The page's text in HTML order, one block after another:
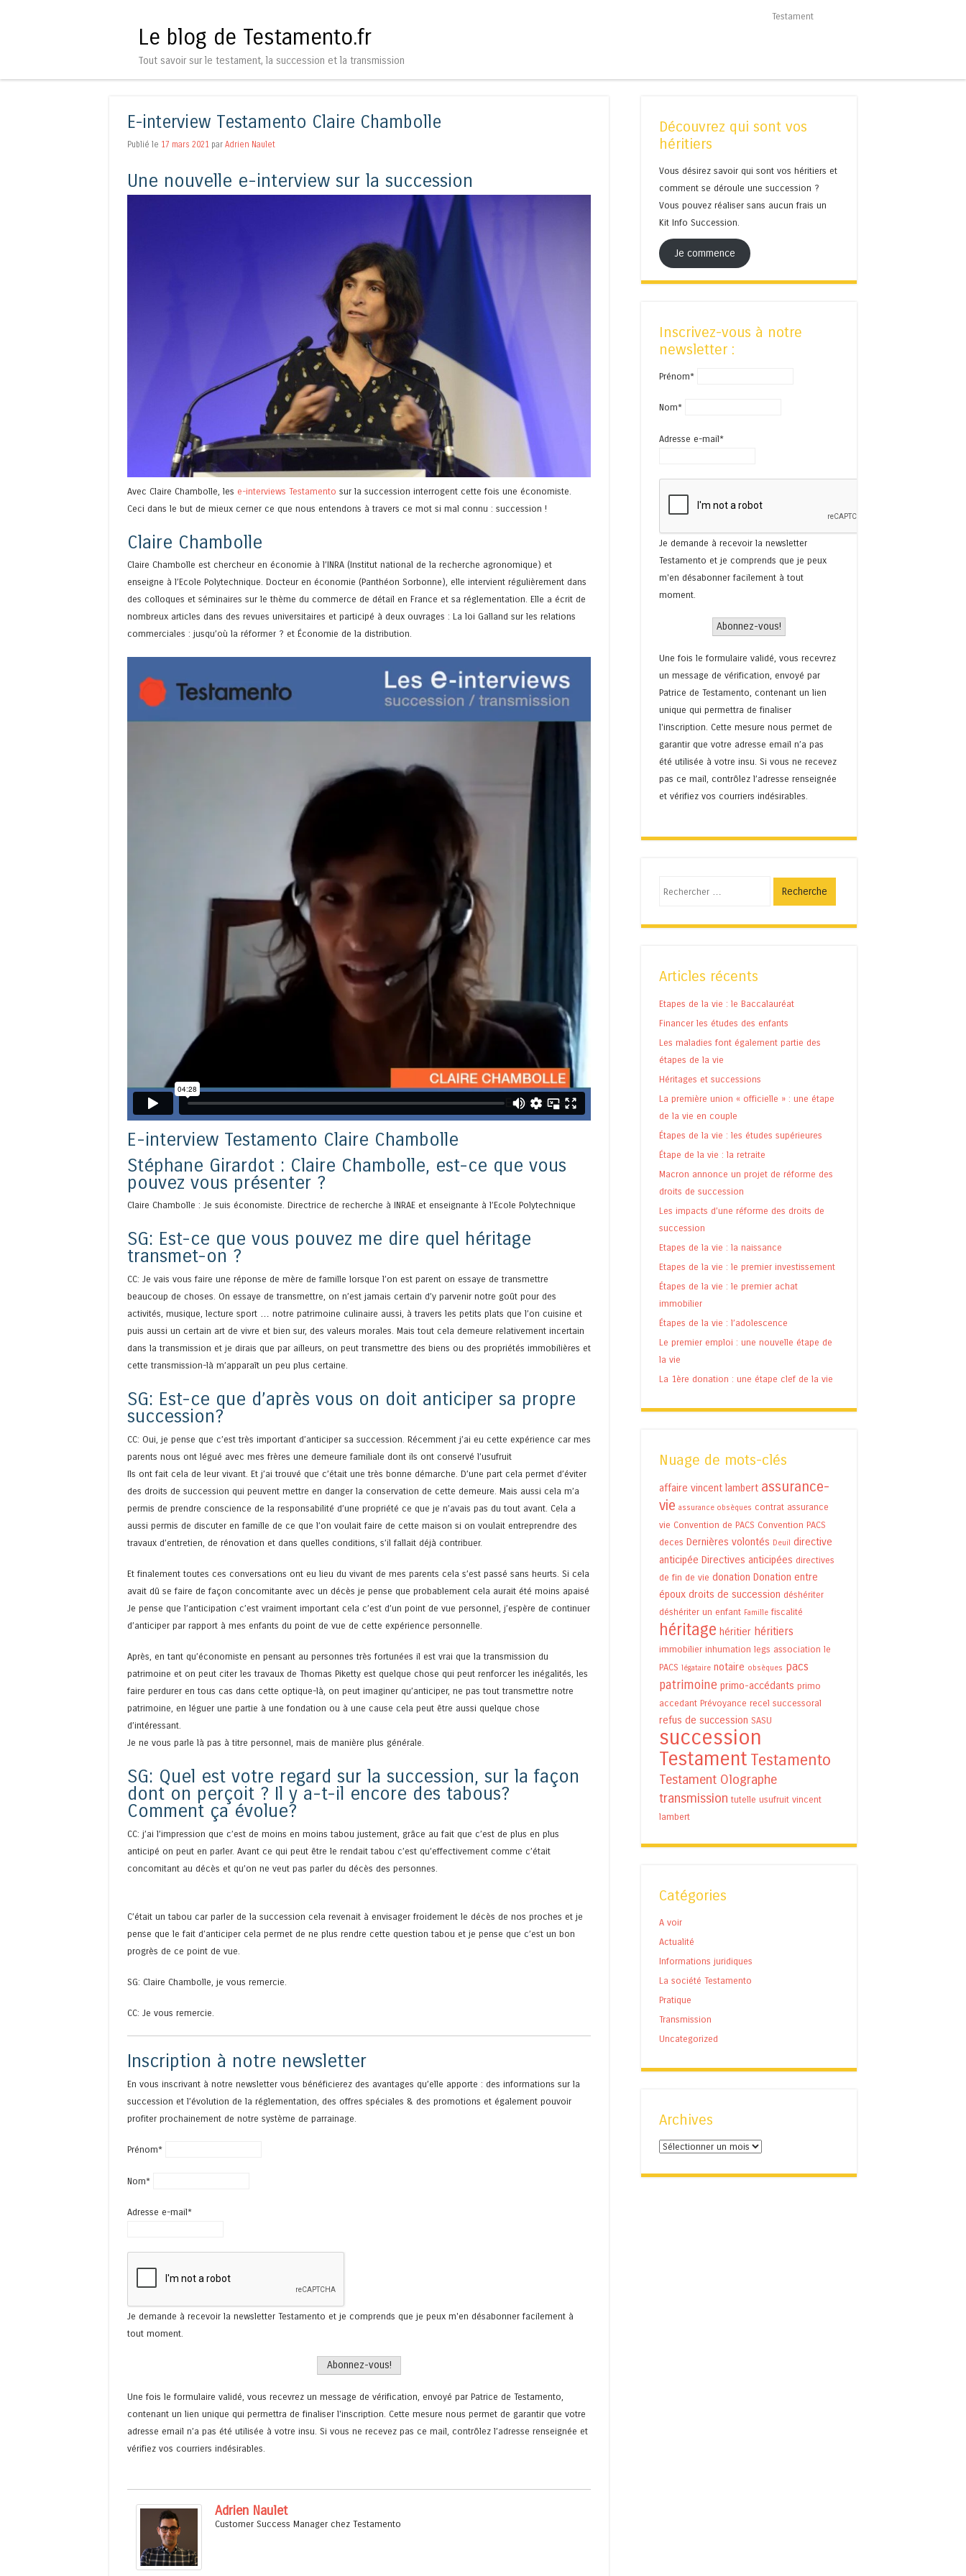
Le blog de Testamento.fr
Tout savoir sur le testament, la succession et la transmission
Testament
E-interview Testamento Claire Chambolle
Publié le 17 mars 2021 par Adrien Naulet
Une nouvelle e-interview sur la succession
Avec Claire Chambolle, les e-interviews Testamento sur la succession interrogent cette fois une économiste.
Ceci dans le but de mieux cerner ce que nous entendons à travers ce mot si mal connu : succession !
Claire Chambolle
Claire Chambolle est chercheur en économie à l’INRA (Institut national de la recherche agronomique) et
enseigne à l’Ecole Polytechnique. Docteur en économie (Panthéon Sorbonne), elle intervient régulièrement dans
des colloques et séminaires sur le thème du commerce de détail en France et sa réglementation. Elle a écrit de
nombreux articles dans des revues universitaires et participé à deux ouvrages : La loi Galland sur les relations
commerciales : jusqu’où la réformer ? et Économie de la distribution.
E-interview Testamento Claire Chambolle
Stéphane Girardot : Claire Chambolle, est-ce que vous
pouvez vous présenter ?
Claire Chambolle : Je suis économiste. Directrice de recherche à INRAE et enseignante à l’Ecole Polytechnique
SG: Est-ce que vous pouvez me dire quel héritage
transmet-on ?
CC: Je vais vous faire une réponse de mère de famille lorsque l’on est parent on essaye de transmettre
beaucoup de choses. On essaye de transmettre, on n’est jamais certain d’y parvenir notre goût pour des
activités, musique, lecture sport … notre patrimoine culinaire aussi, à travers les petits plats que l’on cuisine et
puis aussi un certain art de vivre et bien sur, des valeurs morales. Mais tout cela demeure relativement incertain
dans la transmission et je dirais que par ailleurs, on peut transmettre des biens ou des propriétés immobilières et
cette transmission-là m’apparaît un peu plus certaine.
SG: Est-ce que d’après vous on doit anticiper sa propre
succession?
CC: Oui, je pense que c’est très important d’anticiper sa succession. Récemment j’ai eu cette expérience car mes
parents nous ont légué avec mes frères une demeure familiale dont ils ont conservé l’usufruit
Ils ont fait cela de leur vivant. Et j’ai trouvé que c’était une très bonne démarche. D’une part cela permet d’éviter
des droits de succession qui peuvent mettre en danger la conservation de cette demeure. Mais aussi cela m’a
permis de prendre conscience de la responsabilité d’une propriété ce que je n’avais pas du tout avant. Cela a
aussi permis de discuter en famille de ce que l’on voulait faire de cette maison si on voulait entreprendre des
travaux d’entretien, de rénovation et dans quelles conditions, s’il fallait déjà contribuer.
Et finalement toutes ces conversations ont eu lieu du vivant de mes parents cela s’est passé sans heurts. Si cela
avait dû se faire de façon concomitante avec un décès je pense que probablement cela aurait été moins apaisé
Je pense que l’anticipation c’est vraiment important cela c’est d’un point de vue personnel, j’espère de continuer
d’anticiper par rapport à mes enfants du point de vue de cette expérience personnelle.
Après, en tant qu’économiste en pensant au personnes très fortunées il est vrai que la transmission du
patrimoine et on peut citer les travaux de Thomas Piketty est quelque chose qui peut renforcer les inégalités, les
faire perdurer en tous cas dans cette optique-là, on peut imaginer qu’anticiper, ne pas tout transmettre notre
patrimoine, en léguer une partie à une fondation ou à une cause cela peut être aussi quelque chose
d’intéressant.
Je ne vous parle là pas à titre personnel, mais de manière plus générale.
SG: Quel est votre regard sur la succession, sur la façon
dont on perçoit ? Il y a-t-il encore des tabous?
Comment ça évolue?
CC: j’ai l’impression que c’est de moins en moins tabou justement, grâce au fait que c’est de plus en plus
anticipé on peut en parler. Avant ce qui peut être le rendait tabou c’est qu’effectivement comme c’était
concomitant au décès et qu’on ne veut pas parler du décès des personnes.
C’était un tabou car parler de la succession cela revenait à envisager froidement le décès de nos proches et je
pense que le fait d’anticiper cela permet de ne plus rendre cette question tabou et je pense que c’est un bon
progrès de ce point de vue.
SG: Claire Chambolle, je vous remercie.
CC: Je vous remercie.
Inscription à notre newsletter
En vous inscrivant à notre newsletter vous bénéficierez des avantages qu’elle apporte : des informations sur la
succession et l’évolution de la réglementation, des offres spéciales & des promotions et également pouvoir
profiter prochainement de notre système de parrainage.
Prénom*
Nom*
Adresse e-mail*
Je demande à recevoir la newsletter Testamento et je comprends que je peux m'en désabonner facilement à
tout moment.
Une fois le formulaire validé, vous recevrez un message de vérification, envoyé par Patrice de Testamento,
contenant un lien unique qui permettra de finaliser l'inscription. Cette mesure nous permet de garantir que votre
adresse email n’a pas été utilisée à votre insu. Si vous ne recevez pas ce mail, contrôlez l’adresse renseignée et
vérifiez vos courriers indésirables.
Adrien Naulet
Customer Success Manager chez Testamento
Découvrez qui sont vos
héritiers
Vous désirez savoir qui sont vos héritiers et
comment se déroule une succession ?
Vous pouvez réaliser sans aucun frais un
Kit Info Succession.
Je commence
Inscrivez-vous à notre
newsletter :
Prénom*
Nom*
Adresse e-mail*
Je demande à recevoir la newsletter
Testamento et je comprends que je peux
m'en désabonner facilement à tout
moment.
Une fois le formulaire validé, vous recevrez
un message de vérification, envoyé par
Patrice de Testamento, contenant un lien
unique qui permettra de finaliser
l'inscription. Cette mesure nous permet de
garantir que votre adresse email n’a pas
été utilisée à votre insu. Si vous ne recevez
pas ce mail, contrôlez l’adresse renseignée
et vérifiez vos courriers indésirables.
Articles récents
Etapes de la vie : le Baccalauréat
Financer les études des enfants
Les maladies font également partie des
étapes de la vie
Héritages et successions
La première union « officielle » : une étape
de la vie en couple
Étapes de la vie : les études supérieures
Étape de la vie : la retraite
Macron annonce un projet de réforme des
droits de succession
Les impacts d’une réforme des droits de
succession
Etapes de la vie : la naissance
Etapes de la vie : le premier investissement
Étapes de la vie : le premier achat
immobilier
Étapes de la vie : l’adolescence
Le premier emploi : une nouvelle étape de
la vie
La 1ère donation : une étape clef de la vie
Nuage de mots-clés
affaire vincent lambert assurance-
vie assurance obsèques contrat assurance
vie Convention de PACS Convention PACS
deces Dernières volontés Deuil directive
anticipée Directives anticipées directives
de fin de vie donation Donation entre
époux droits de succession déshériter
déshériter un enfant Famille fiscalité
héritage héritier héritiers
immobilier inhumation legs association le
PACS légataire notaire obsèques pacs
patrimoine primo-accédants primo
accedant Prévoyance recel successoral
refus de succession SASU
succession
Testament Testamento
Testament Olographe
transmission tutelle usufruit vincent
lambert
Catégories
A voir
Actualité
Informations juridiques
La société Testamento
Pratique
Transmission
Uncategorized
Archives
Archives